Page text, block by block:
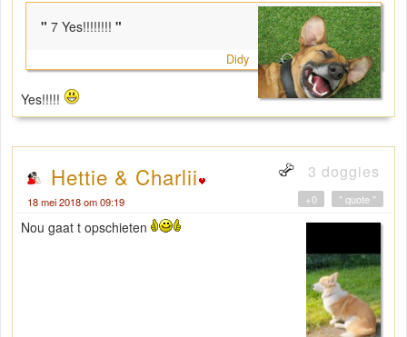
" 7 Yes!!!!!!!! "
Didy
Yes!!!!!
Hettie & Charlii 3 doggies
18 mei 2018 om 09:19 " quote "
+0
Nou gaat t opschieten